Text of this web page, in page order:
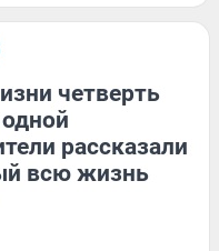
четверть
рассказали
всю жизнь